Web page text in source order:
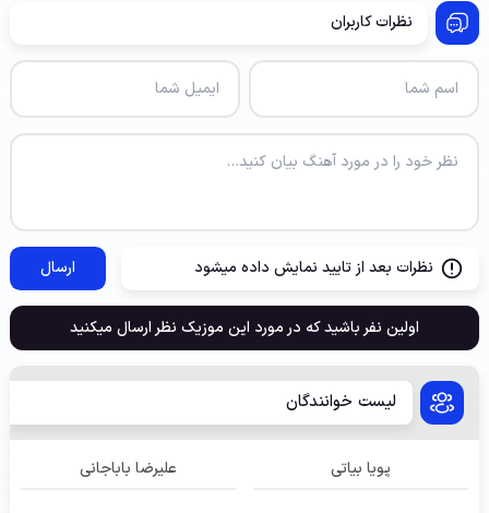
نظرات کاربران
نظرات بعد از تایید نمایش داده میشود ارسال
اولین نفر باشید که در مورد این موزیک نظر ارسال میکنید
لیست خوانندگان
پویا بیاتی علیرضا باباجانی